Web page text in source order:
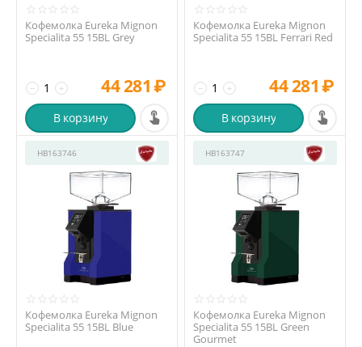
Кофемолка Eureka Mignon
Specialita 55 15BL Grey
+
− 44 281 ₽
В корзину
Кофемолка Eureka Mignon
Specialita 55 15BL Ferrari Red
+
− 44 281 ₽
В корзину
HB163746
Кофемолка Eureka Mignon
Specialita 55 15BL Blue
HB163747
Кофемолка Eureka Mignon
Specialita 55 15BL Green
Gourmet